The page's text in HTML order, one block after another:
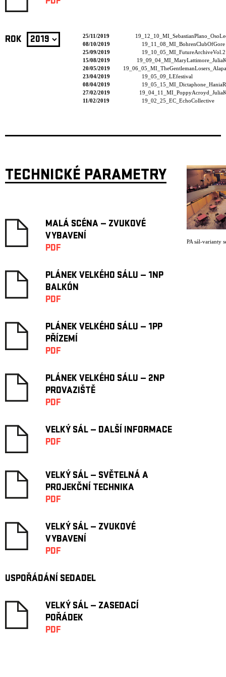
ROK 25/11/2019
08/10/2019
19_11_08_MI_BohrenClubOfGore
25/09/2019
19_10_05_MI_FutureArchiveVol.2
15/08/2019
20/05/2019
23/04/2019
19_05_09_LEfestival
08/04/2019
27/02/2019
11/02/2019
19_02_25_EC_EchoCollective
TECHNICKÉ PARAMETRY
MALÁ SCÉNA — ZVUKOVÉ
VYBAVENÍ
PDF
PLÁNEK VELKÉHO SÁLU — 1NP
BALKÓN
PDF
PLÁNEK VELKÉHO SÁLU — 1PP
PŘÍZEMÍ
PDF
PLÁNEK VELKÉHO SÁLU — 2NP
PROVAZIŠTĚ
PDF
VELKÝ SÁL — DALŠÍ INFORMACE
PDF
VELKÝ SÁL — SVĚTELNÁ A
PROJEKČNÍ TECHNIKA
PDF
VELKÝ SÁL — ZVUKOVÉ
VYBAVENÍ
PDF
USPOŘÁDÁNÍ SEDADEL
VELKÝ SÁL — ZASEDACÍ
POŘÁDEK
PDF
PA sál-varianty